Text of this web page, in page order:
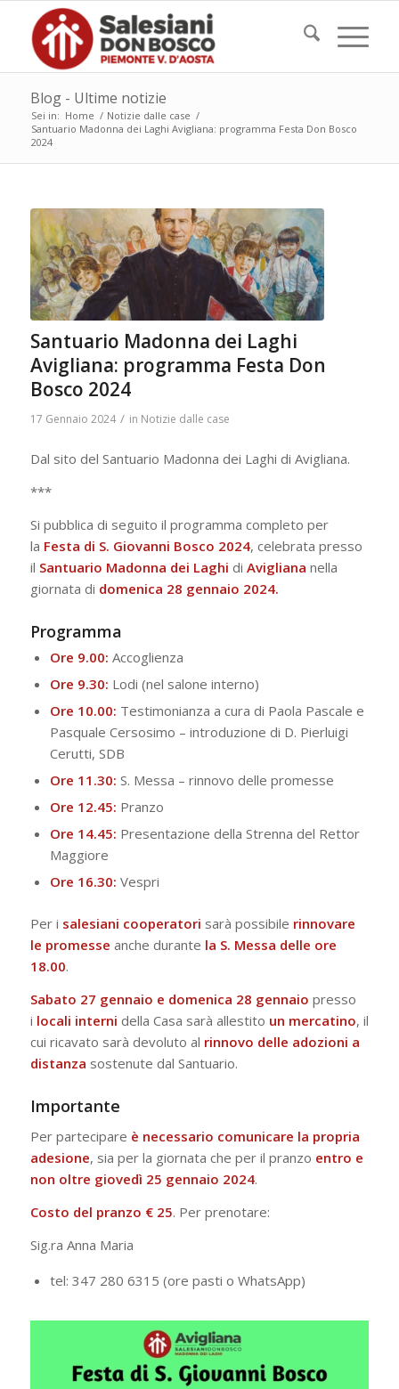
Blog - Ultime notizie
Sei in: Home / Notizie dalle case /
Santuario Madonna dei Laghi Avigliana: programma Festa Don Bosco
2024
Santuario Madonna dei Laghi
Avigliana: programma Festa Don
Bosco 2024
17 Gennaio 2024 / in Notizie dalle case
Dal sito del Santuario Madonna dei Laghi di Avigliana.
***
Si pubblica di seguito il programma completo per
la Festa di S. Giovanni Bosco 2024, celebrata presso
il Santuario Madonna dei Laghi di Avigliana nella
giornata di domenica 28 gennaio 2024.
Programma
Ore 9.00: Accoglienza
Ore 9.30: Lodi (nel salone interno)
Ore 10.00: Testimonianza a cura di Paola Pascale e
Pasquale Cersosimo – introduzione di D. Pierluigi
Cerutti, SDB
Ore 11.30: S. Messa – rinnovo delle promesse
Ore 12.45: Pranzo
Ore 14.45: Presentazione della Strenna del Rettor
Maggiore
Ore 16.30: Vespri
Per i salesiani cooperatori sarà possibile rinnovare
le promesse anche durante la S. Messa delle ore
18.00.
Sabato 27 gennaio e domenica 28 gennaio presso
i locali interni della Casa sarà allestito un mercatino, il
cui ricavato sarà devoluto al rinnovo delle adozioni a
distanza sostenute dal Santuario.
Importante
Per partecipare è necessario comunicare la propria
adesione, sia per la giornata che per il pranzo entro e
non oltre giovedì 25 gennaio 2024.
Costo del pranzo € 25. Per prenotare:
Sig.ra Anna Maria
tel: 347 280 6315 (ore pasti o WhatsApp)